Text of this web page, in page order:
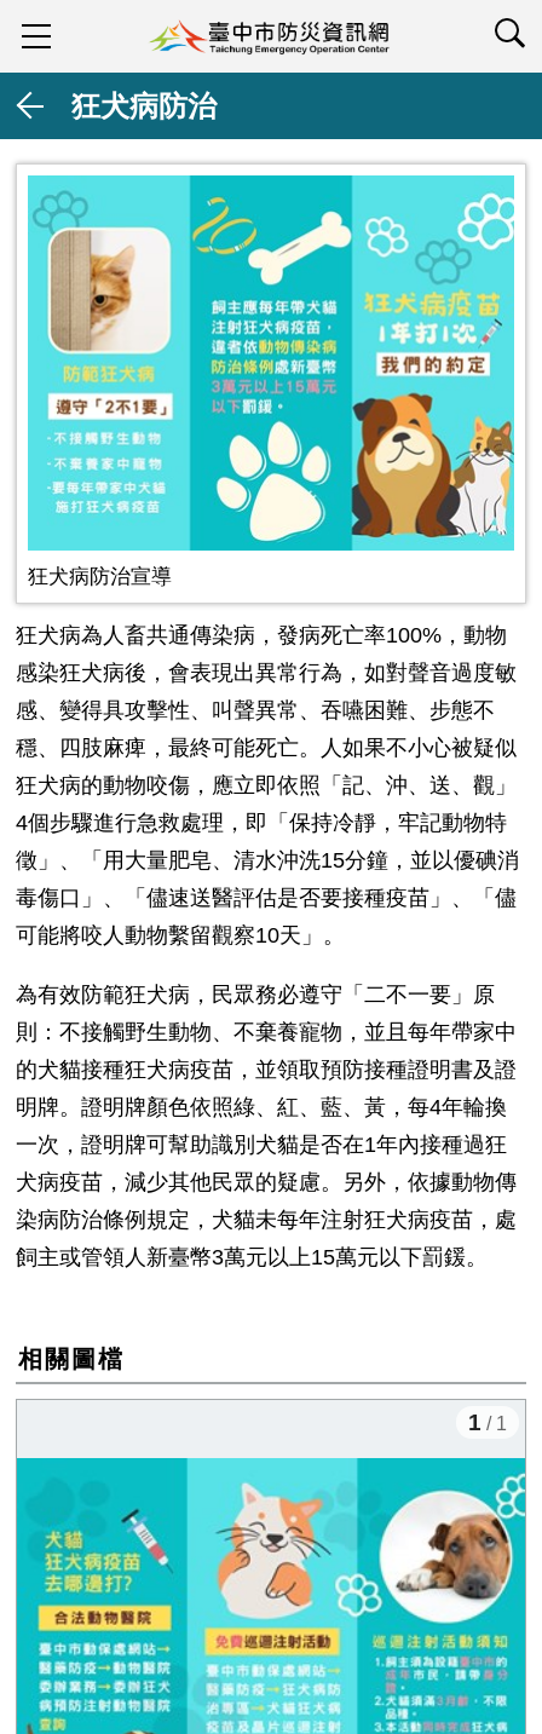
狂犬病防治
狂犬病防治宣導
狂犬病為人畜共通傳染病，發病死亡率100% ，動物
感染狂犬病後，會表現出異常行為，如對聲音過度敏
感、變得具攻擊性、叫聲異常、吞嚥困難、步態不
穩、四肢麻痺，最終可能死亡。人如果不小心被疑似
狂犬病的動物咬傷，應立即依照「記、沖、送、觀」
4個步驟進行急救處理，即「保持冷靜，牢記動物特
徵」、「用大量肥皂、清水沖洗15分鐘，並以優碘消
毒傷口」、「儘速送醫評估是否要接種疫苗」、「儘
可能將咬人動物繫留觀察10天」。
為有效防範狂犬病，民眾務必遵守「二不一要」原
則：不接觸野生動物、不棄養寵物，並且每年帶家中
的犬貓接種狂犬病疫苗，並領取預防接種證明書及證
明牌。證明牌顏色依照綠、紅、藍、黃，每4年輪換
一次，證明牌可幫助識別犬貓是否在1年內接種過狂
犬病疫苗，減少其他民眾的疑慮。另外，依據動物傳
染病防治條例規定，犬貓未每年注射狂犬病疫苗，處
飼主或管領人新臺幣3萬元以上15萬元以下罰鍰。
相關圖檔
1 / 1